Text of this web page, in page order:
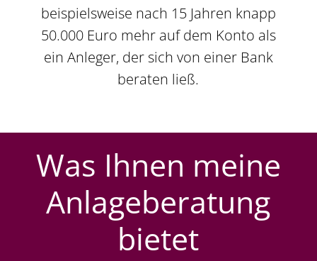
beispielsweise nach 15 Jahren knapp
50.000 Euro mehr auf dem Konto als
ein Anleger, der sich von einer Bank
beraten ließ.
Was Ihnen meine
Anlageberatung
bietet